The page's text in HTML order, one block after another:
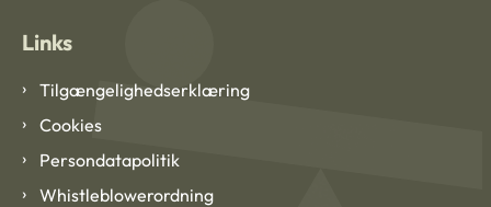
Links
Tilgængelighedserklæring
Cookies
Persondatapolitik
Whistleblowerordning